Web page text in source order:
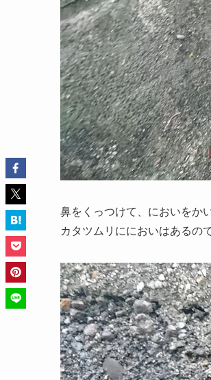
鼻をくっつけて、においをか
カタツムリににおいはあるの